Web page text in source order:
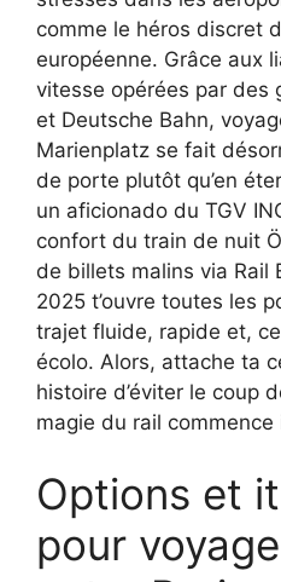
comme le héros discret
européenne. Grâce aux
vitesse opérées par des
et Deutsche Bahn,
Marienplatz se fait
de porte plutôt qu’en
un aficionado du TGV
confort du train de nuit
de billets malins via Rail
2025 t’ouvre toutes les
trajet fluide, rapide et,
écolo. Alors, attache ta
histoire d’éviter le coup
magie du rail commence
Options et
pour